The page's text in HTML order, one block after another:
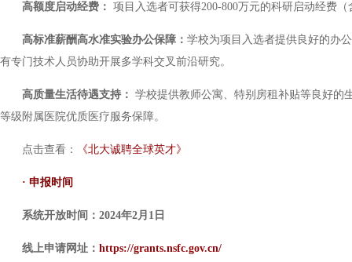
高额度启动经费： 项目入选者可获得200-800万元的科研启动经费
高标准薪酬高水准实验办公保障： 学校为项目入选者提供良好的办
有专门技术人员协助开展多学科交叉前沿研究。
高质量生活待遇支持： 学校提供教师公寓、特别房租补贴等良好的
等级附属医院优质医疗服务保障。
点击查看： 《北大诚聘全球英才》
· 申报时间
系统开放时间：2024年2月1日
线上申请网址： https://grants.nsfc.gov.cn/